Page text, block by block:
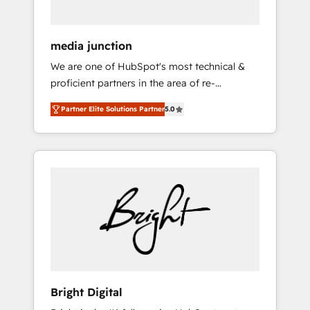
media junction
We are one of HubSpot's most technical &
proficient partners in the area of re-
platforming, website design & development.
We specialize in multi-hub implementations
for mid-market & enterprise companies. We
are woman-owned, powered by coffee, and
Impact Award 🏆2022 Technical Expertise
Impact Award 🏆2022 Platform Migration
Excellence Impact Award 🏆2020 Elite
Solutions Partner 🏆2019 Integrations
Website Design HubSpot Impact Award 🏆
Partner Elite Solutions Partner5.0
Bright Digital